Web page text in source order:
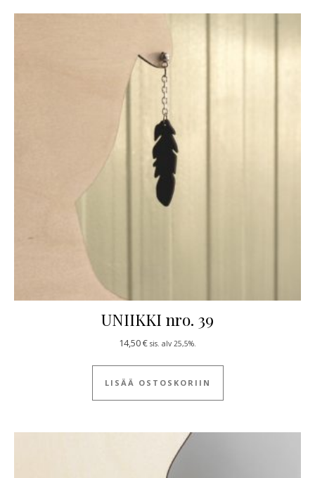
UNIIKKI nro. 39
14,50€ sis. alv 25,5%.
LISÄÄ OSTOSKORIIN